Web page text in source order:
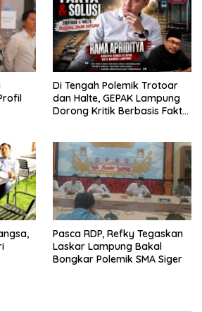
Di Tengah Polemik Trotoar
dan Halte, GEPAK Lampung
Dorong Kritik Berbasis Fakta
Pasca RDP, Refky Tegaskan
Laskar Lampung Bakal
Bongkar Polemik SMA Siger